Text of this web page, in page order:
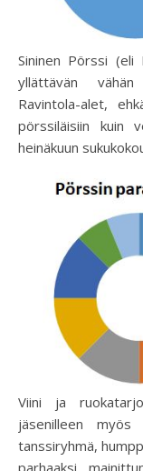
Sininen Pörssi (eli
yllättävän
Ravintola-alet,
pörssiläisiin kuin
heinäkuun
Viini ja
jäsenilleen myös
tanssiryhmä,